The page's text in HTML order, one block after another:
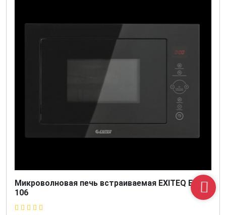
Микроволновая печь встраиваемая EXITEQ EXM-
106